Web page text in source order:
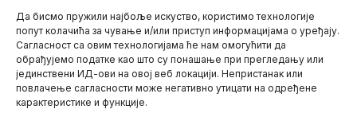
Да бисмо пружили најбоље искуство, користимо технологије
попут колачића за чување и/или приступ информацијама о уређају.
Сагласност са овим технологијама ће нам омогућити да
обрађујемо податке као што су понашање при прегледању или
јединствени ИД-ови на овој веб локацији. Непристанак или
повлачење сагласности може негативно утицати на одређене
карактеристике и функције.
Mario zna Youtube
НАТО спреман да
обара руске авионе
ако угрозе
савезнике
НАТО ће пресрести
руске авионе који
нарушавају ваздушни